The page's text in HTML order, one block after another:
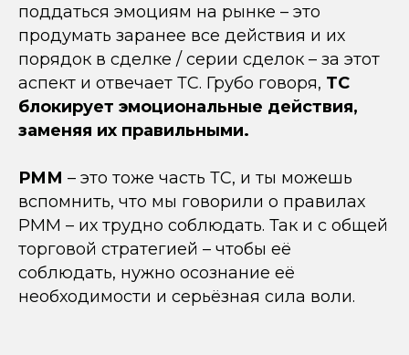
поддаться эмоциям на рынке – это
продумать заранее все действия и их
порядок в сделке / серии сделок – за этот
аспект и отвечает ТС. Грубо говоря, ТС
блокирует эмоциональные действия,
заменяя их правильными.
РММ – это тоже часть ТС, и ты можешь
вспомнить, что мы говорили о правилах
РММ – их трудно соблюдать. Так и с общей
торговой стратегией – чтобы её
соблюдать, нужно осознание её
необходимости и серьёзная сила воли.